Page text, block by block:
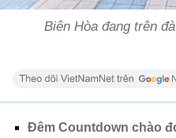
Biên Hòa đang trên
Đêm Countdown chào